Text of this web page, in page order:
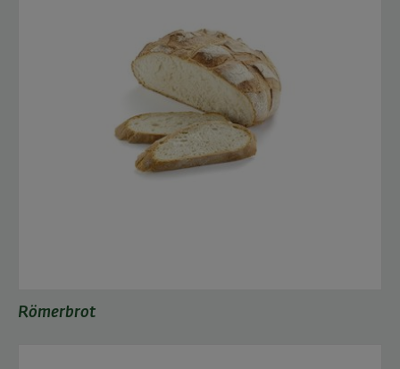
Römerbrot